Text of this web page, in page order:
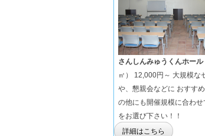
さんしんみゅうくんホール
㎡） 12,000円～ 大規模な
や、懇親会などに おすす
の他にも開催規模に合わ
をお選び下さい！！
詳細はこちら